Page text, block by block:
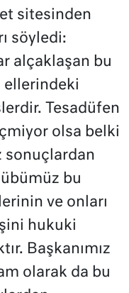
sitesinden
söyledi:
alçaklaşan bu
ellerindeki
Tesadüfen
olsa belki
sonuçlardan
bu
ve onları
hukuki
Başkanımız
olarak da bu